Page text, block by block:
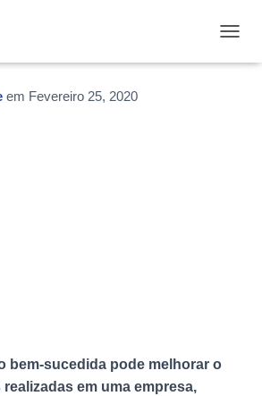
um negócio? Veja
em Fevereiro 25, 2020
bem-sucedida pode melhorar o
em uma empresa,